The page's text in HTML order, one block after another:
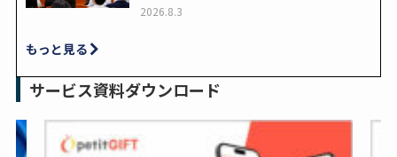
2026.8.3
もっと見る
サービス資料ダウンロード